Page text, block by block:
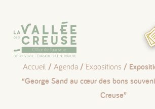
Accueil / Agenda / Expositions /
“George Sand au cœur des bons
Creuse”